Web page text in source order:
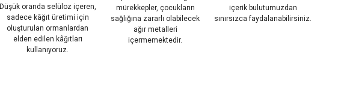
Düşük oranda selüloz içeren,
sadece kâğıt üretimi için
oluşturulan ormanlardan
elden edilen kâğıtları
kullanıyoruz.
mürekkepler, çocukların
sağlığına zararlı olabilecek
ağır metalleri
içermemektedir.
içerik bulutumuzdan
sınırsızca faydalanabilirsiniz.